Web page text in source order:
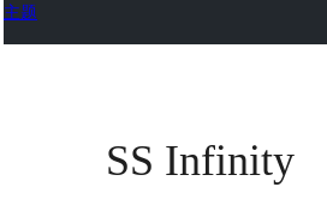
主题
SS Infinity